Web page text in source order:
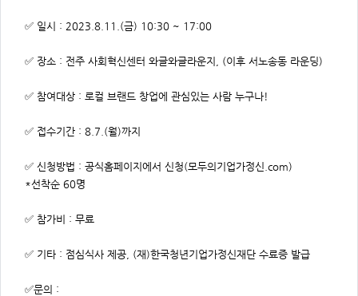
표
이
지,
첨
일,
출
저
작
형
✅ 일시 : 2023.8.11.(금) 10:30 ~ 17:00
✅ 장소 : 전주 사회혁신센터 와글와글라운지, (이후 서노송동 라운딩)
✅ 참여대상 : 로컬 브랜드 창업에 관심있는 사람 누구나!
✅ 접수기간 : 8.7.(월)까지
✅ 신청방법 : 공식홈페이지에서 신청(모두의기업가정신.com)
*선착순 60명
✅ 참가비 : 무료
✅ 기타 : 점심식사 제공, (재)한국청년기업가정신재단 수료증 발급
✅문의 :